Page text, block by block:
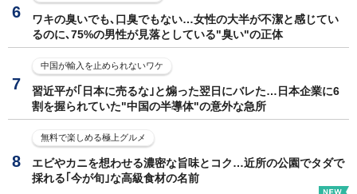
ワキの臭いでも､口臭でもない…女性の大半が不潔と感じてい
るのに､75%の男性が見落としている"臭い"の正体
中国が輸入を止められないワケ
習近平が｢日本に売るな｣と煽った翌日にバレた…日本企業に6
割を握られていた"中国の半導体"の意外な急所
無料で楽しめる極上グルメ
エビやカニを想わせる濃密な旨味とコク…近所の公園でタダで
採れる｢今が旬｣な高級食材の名前